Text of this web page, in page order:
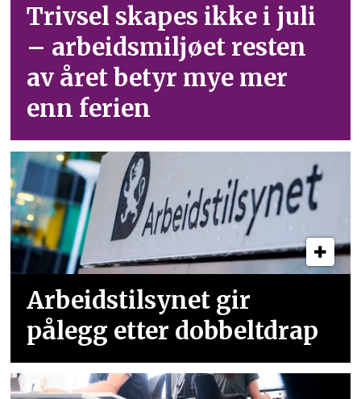
Trivsel skapes ikke i juli
– arbeid­smiljøet resten
av året betyr mye mer
enn ferien
Arbeidstilsynet gir
pålegg etter dobbeltdrap